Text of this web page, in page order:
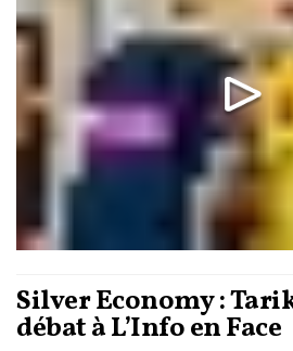
Silver Economy :
débat à L’Info en Face